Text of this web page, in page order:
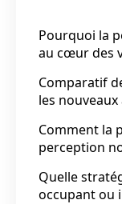
Pourquoi la
au cœur des
Comparatif
les
Comment la
perception
Quelle
occupant ou